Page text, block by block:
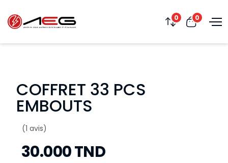
0 0
COFFRET 33 PCS
EMBOUTS
(1 avis)
30.000 TND